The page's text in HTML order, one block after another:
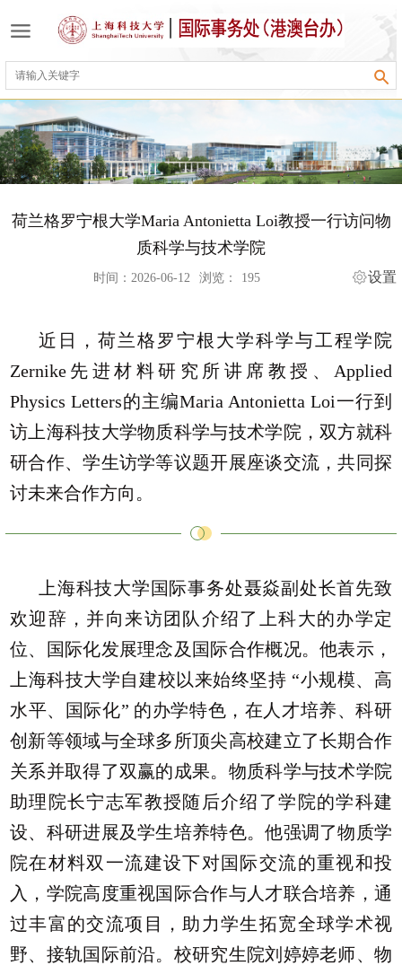
荷兰格罗宁根大学Maria Antonietta Loi教授一行访问物
质科学与技术学院
时间：2026-06-12 浏览： 195 设置
近日，荷兰格罗宁根大学科学与工程学院
Zernike 先进材料研究所讲席教授、Applied
Physics Letters的主编Maria Antonietta Loi一行到
访上海科技大学物质科学与技术学院，双方就科
研合作、学生访学等议题开展座谈交流，共同探
讨未来合作方向。
上海科技大学国际事务处聂焱副处长首先致
欢迎辞，并向来访团队介绍了上科大的办学定
位、国际化发展理念及国际合作概况。他表示，
上海科技大学自建校以来始终坚持 “小规模、高
水平、国际化” 的办学特色，在人才培养、科研
创新等领域与全球多所顶尖高校建立了长期合作
关系并取得了双赢的成果。物质科学与技术学院
助理院长宁志军教授随后介绍了学院的学科建
设、科研进展及学生培养特色。他强调了物质学
院在材料双一流建设下对国际交流的重视和投
入，学院高度重视国际合作与人才联合培养，通
过丰富的交流项目，助力学生拓宽全球学术视
野、接轨国际前沿。校研究生院刘婷婷老师、物